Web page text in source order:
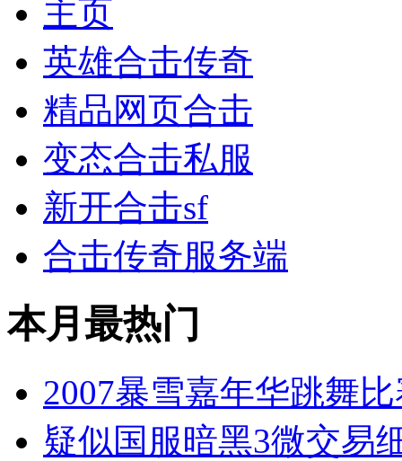
主页
英雄合击传奇
精品网页合击
变态合击私服
新开合击sf
合击传奇服务端
本月最热门
2007暴雪嘉年华跳舞
疑似国服暗黑3微交易